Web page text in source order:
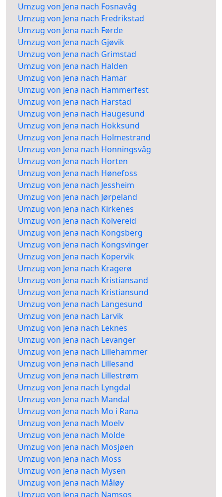
Umzug von Jena nach Fosnavåg
Umzug von Jena nach Fredrikstad
Umzug von Jena nach Førde
Umzug von Jena nach Gjøvik
Umzug von Jena nach Grimstad
Umzug von Jena nach Halden
Umzug von Jena nach Hamar
Umzug von Jena nach Hammerfest
Umzug von Jena nach Harstad
Umzug von Jena nach Haugesund
Umzug von Jena nach Hokksund
Umzug von Jena nach Holmestrand
Umzug von Jena nach Honningsvåg
Umzug von Jena nach Horten
Umzug von Jena nach Hønefoss
Umzug von Jena nach Jessheim
Umzug von Jena nach Jørpeland
Umzug von Jena nach Kirkenes
Umzug von Jena nach Kolvereid
Umzug von Jena nach Kongsberg
Umzug von Jena nach Kongsvinger
Umzug von Jena nach Kopervik
Umzug von Jena nach Kragerø
Umzug von Jena nach Kristiansand
Umzug von Jena nach Kristiansund
Umzug von Jena nach Langesund
Umzug von Jena nach Larvik
Umzug von Jena nach Leknes
Umzug von Jena nach Levanger
Umzug von Jena nach Lillehammer
Umzug von Jena nach Lillesand
Umzug von Jena nach Lillestrøm
Umzug von Jena nach Lyngdal
Umzug von Jena nach Mandal
Umzug von Jena nach Mo i Rana
Umzug von Jena nach Moelv
Umzug von Jena nach Molde
Umzug von Jena nach Mosjøen
Umzug von Jena nach Moss
Umzug von Jena nach Mysen
Umzug von Jena nach Måløy
Umzug von Jena nach Namsos